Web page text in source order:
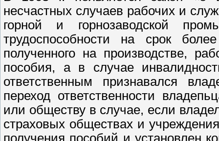
несчастных случаев рабочих и
горной и горнозаводской
трудоспособности на срок
полученного на производстве,
пособия, а в случае
ответственным признавался
переход ответственности
или обществу в случае, если
страховых обществах и
получения пособий и установлен